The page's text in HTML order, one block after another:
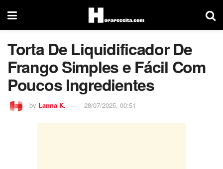
Torta De Liquidificador De
Frango Simples e Fácil Com
Poucos Ingredientes
by Lanna K. 28/07/2025, 00:51